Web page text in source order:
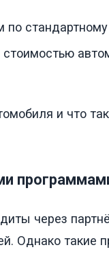
стандартному
и что
через
Однако такие